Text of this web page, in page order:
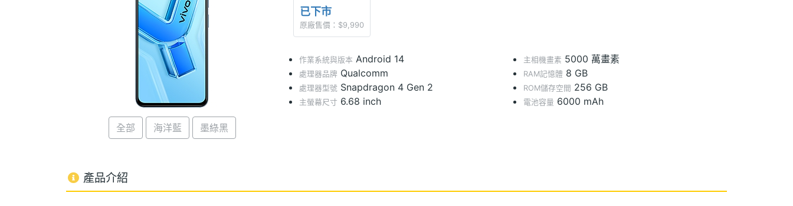
全部 海洋藍 墨綠黑
已下市
原廠售價：$9,990
作業系統與版本 Android 14
處理器品牌 Qualcomm
處理器型號 Snapdragon 4 Gen 2
主螢幕尺寸 6.68 inch
主相機畫素 5000 萬畫素
RAM記憶體 8 GB
ROM儲存空間 256 GB
電池容量 6000 mAh
產品介紹